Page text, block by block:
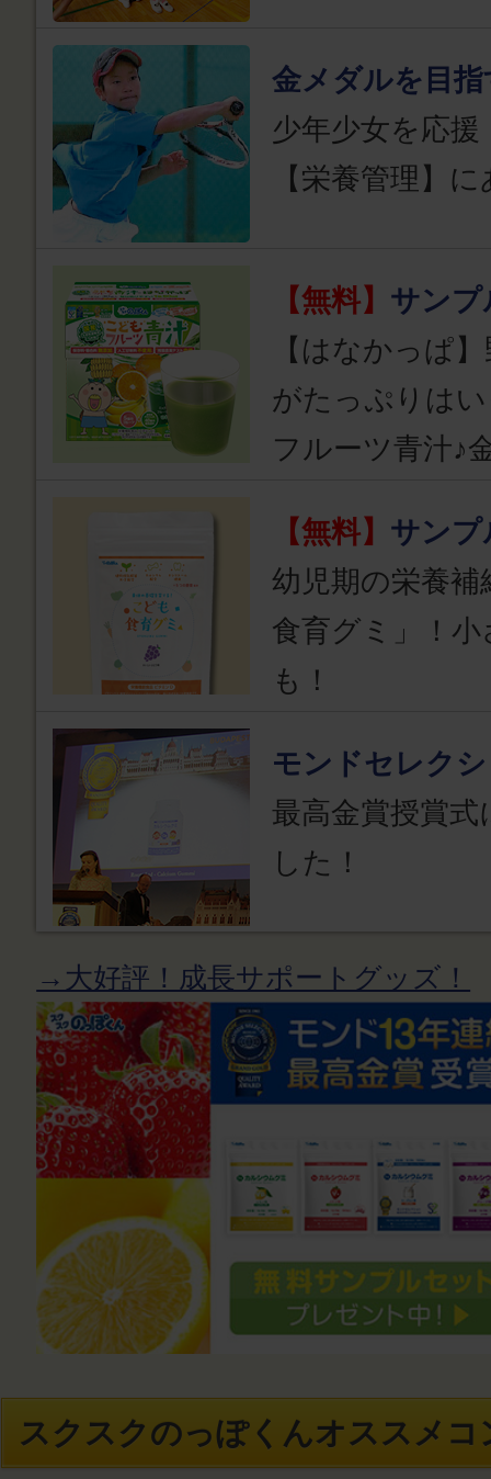
金メダルを目指
少年少女を応
【栄養管理】
【無料】 サンプ
【はなかっぱ
がたっぷりは
フルーツ青汁♪
【無料】 サンプ
幼児期の栄養
食育グミ」！
も！
モンドセレク
最高金賞授賞
した！
→大好評！成長サポートグッズ！
スクスクのっぽくんオススメコ